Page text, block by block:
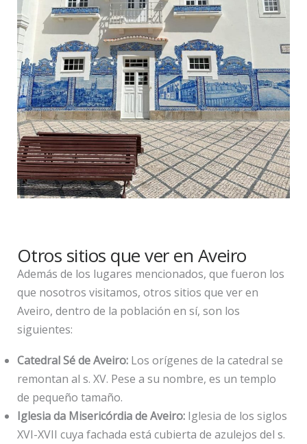
Otros sitios que ver en Aveiro
Además de los lugares mencionados, que fueron los
que nosotros visitamos, otros sitios que ver en
Aveiro, dentro de la población en sí, son los
siguientes:
Catedral Sé de Aveiro: Los orígenes de la catedral se
remontan al s. XV. Pese a su nombre, es un templo
de pequeño tamaño.
Iglesia da Misericórdia de Aveiro:Iglesia de los siglos
XVI-XVII cuya fachada está cubierta de azulejos del s.